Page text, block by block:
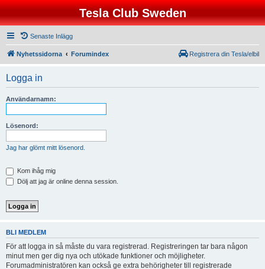
Tesla Club Sweden
Senaste Inlägg
Nyhetssidorna Forumindex Registrera din Tesla/elbil
Logga in
Användarnamn:
Lösenord:
Jag har glömt mitt lösenord.
Kom ihåg mig
Dölj att jag är online denna session.
BLI MEDLEM
För att logga in så måste du vara registrerad. Registreringen tar bara någon
minut men ger dig nya och utökade funktioner och möjligheter.
Forumadministratören kan också ge extra behörigheter till registrerade